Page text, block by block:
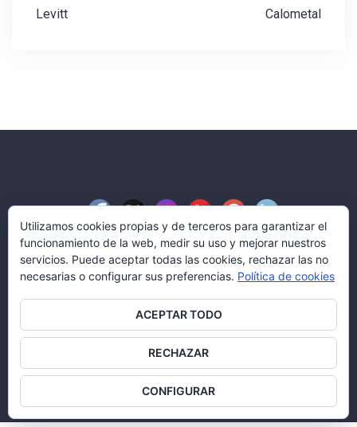
Navegación
Levitt Calometal
Blog Aserco Señalización
© Aserco Señalización y Servicios, S.L.
Todos los derechos reservados.
Política legal|Política de cookies
Utilizamos cookies propias y de terceros para garantizar el
funcionamiento de la web, medir su uso y mejorar nuestros
servicios. Puede aceptar todas las cookies, rechazar las no
necesarias o configurar sus preferencias. Política de cookies
ACEPTAR TODO
RECHAZAR
CONFIGURAR